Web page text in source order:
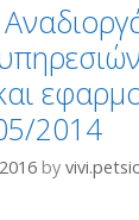
2014
by